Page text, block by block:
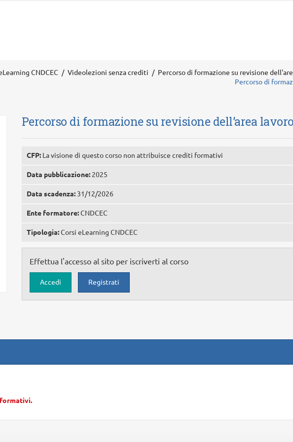
CNDCEC Videolezioni senza crediti
Percorso di formazione su revisione
Percorso di
Percorso di formazione su revisione dell’area lavoro
CFP: La visione di questo corso non attribuisce crediti formativi
Data pubblicazione: 2025
Data scadenza: 31/12/2026
Ente formatore:CNDCEC
Tipologia:Corsi eLearning CNDCEC
Effettua l'accesso al sito per iscriverti al corso
Accedi Registrati